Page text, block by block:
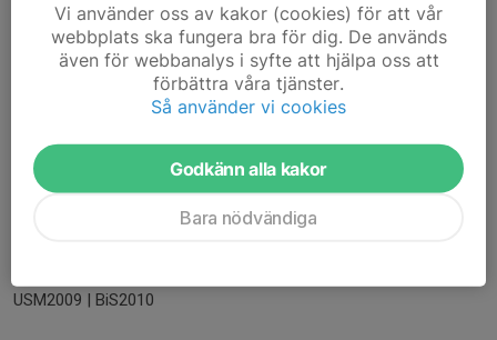
F09/10 är ett engagerat gäng med glädje och stark lagkänsla på
USM2009 | BiS2010
Vi använder oss av kakor (cookies) för att vår
webbplats ska fungera bra för dig. De används
även för webbanalys i syfte att hjälpa oss att
förbättra våra tjänster.
Så använder vi cookies
Godkänn alla kakor
Bara nödvändiga